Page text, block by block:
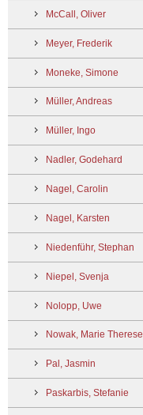
McCall, Oliver
Meyer, Frederik
Moneke, Simone
Müller, Andreas
Müller, Ingo
Nadler, Godehard
Nagel, Carolin
Nagel, Karsten
Niedenführ, Stephan
Niepel, Svenja
Nolopp, Uwe
Nowak, Marie Therese
Pal, Jasmin
Paskarbis, Stefanie